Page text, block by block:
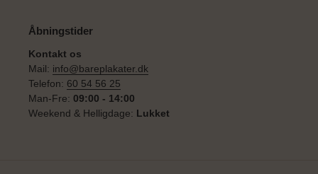
Åbningstider
Kontakt os
Mail: info@bareplakater.dk
Telefon: 60 54 56 25
Man-Fre: 09:00 - 14:00
Weekend & Helligdage: Lukket